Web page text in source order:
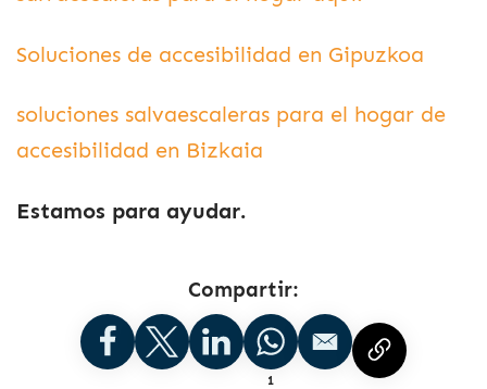
Soluciones de accesibilidad en Gipuzkoa
soluciones salvaescaleras para el hogar de
accesibilidad en Bizkaia
Estamos para ayudar.
Compartir:
1